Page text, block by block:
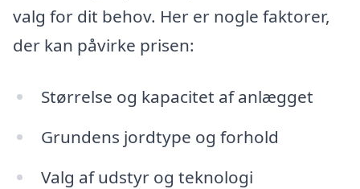
valg for dit behov. Her er nogle faktorer,
der kan påvirke prisen:
Størrelse og kapacitet af anlægget
Grundens jordtype og forhold
Valg af udstyr og teknologi